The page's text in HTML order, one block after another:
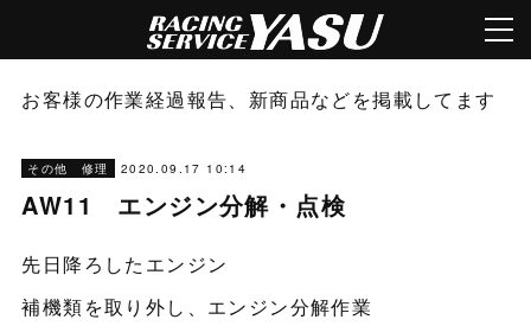
お客様の作業経過報告、新商品などを掲載してます
その他 修理 2020.09.17 10:14
AW11 エンジン分解・点検
先日降ろしたエンジン
補機類を取り外し、エンジン分解作業